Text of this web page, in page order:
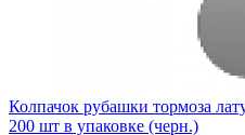
Колпачок рубашки тормоза
200 шт в упаковке (черн.)